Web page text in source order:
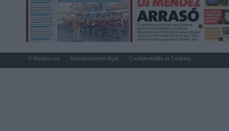
© Kiosko.net Avertissement légal Confidentialité et Cookies